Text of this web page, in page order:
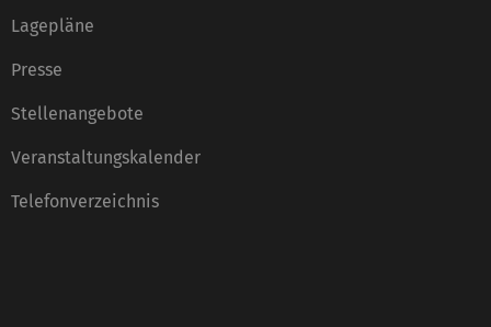
Lagepläne
Presse
Stellenangebote
Veranstaltungskalender
Telefonverzeichnis